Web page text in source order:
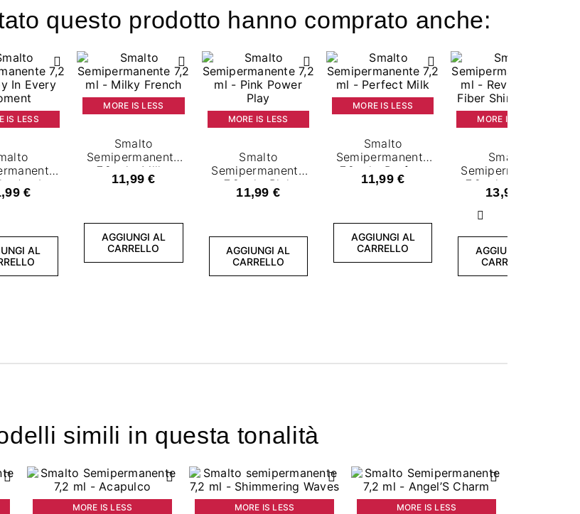
questo prodotto hanno comprato anche:
Successivo
IS LESS
- Joy In
Moment
€
AL
MORE IS LESS
Smalto
Semipermanente
7,2 ml - Milky
French
11,99 €
AGGIUNGI AL
CARRELLO
MORE IS LESS
Smalto
Semipermanente
7,2 ml - Pink
Power Play
11,99 €
AGGIUNGI AL
CARRELLO
MORE IS LESS
Smalto
Semipermanente
7,2 ml - Perfect
Milk
11,99 €
AGGIUNGI AL
CARRELLO
MORE IS LESS
Smalto
Semipermanente
7,2 ml - Revital
Base Fiber Shiny
13,99 €
AGGIUNGI AL
CARRELLO
simili in questa tonalità
MORE IS LESS MORE IS LESS MORE IS LESS